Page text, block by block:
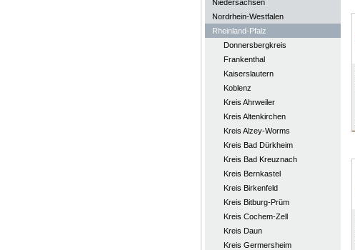
Niedersachsen
Nordrhein-Westfalen
Rheinland-Pfalz
Donnersbergkreis
Frankenthal
Kaiserslautern
Koblenz
Kreis Ahrweiler
Kreis Altenkirchen
Kreis Alzey-Worms
Kreis Bad Dürkheim
Kreis Bad Kreuznach
Kreis Bernkastel
Kreis Birkenfeld
Kreis Bitburg-Prüm
Kreis Cochem-Zell
Kreis Daun
Kreis Germersheim